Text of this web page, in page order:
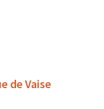
de Vaise